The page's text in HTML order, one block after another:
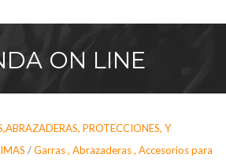
ON LINE
PROTECCIONES, Y
/Garras , Abrazaderas , Accesorios para